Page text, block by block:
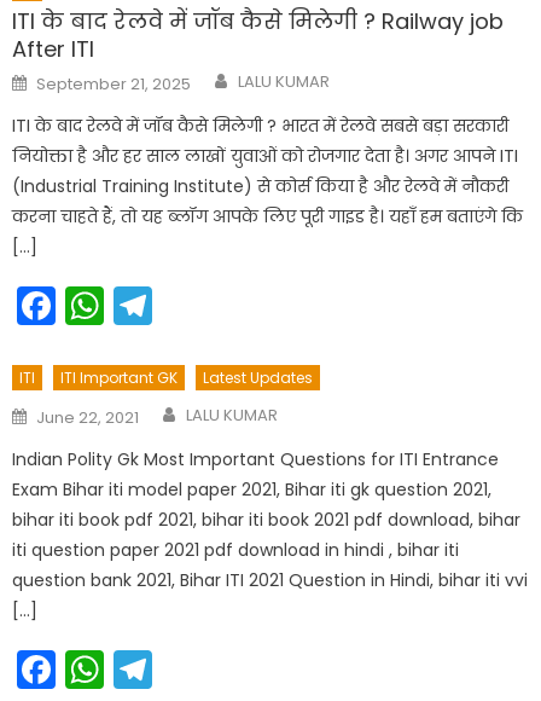
ITI के बाद रेलवे में जॉब कैसे मिलेगी ? Railway job
After ITI
Posted
on
September 21, 2025 Author
LALU KUMAR
ITI के बाद रेलवे में जॉब कैसे मिलेगी ? भारत में रेलवे सबसे बड़ा सरकारी
नियोक्ता है और हर साल लाखों युवाओं को रोजगार देता है। अगर आपने ITI
(Industrial Training Institute) से कोर्स किया है और रेलवे में नौकरी
करना चाहते हैं, तो यह ब्लॉग आपके लिए पूरी गाइड है। यहाँ हम बताएंगे कि
[…]
Facebook
WhatsApp
ITI ITI Important GK Latest Updates
Posted
on
June 22, 2021 Author
LALU KUMAR
Indian Polity Gk Most Important Questions for ITI Entrance
Exam Bihar iti model paper 2021, Bihar iti gk question 2021,
bihar iti book pdf 2021, bihar iti book 2021 pdf download, bihar
iti question paper 2021 pdf download in hindi , bihar iti
question bank 2021, Bihar ITI 2021 Question in Hindi, bihar iti vvi
[…]
Facebook
WhatsApp